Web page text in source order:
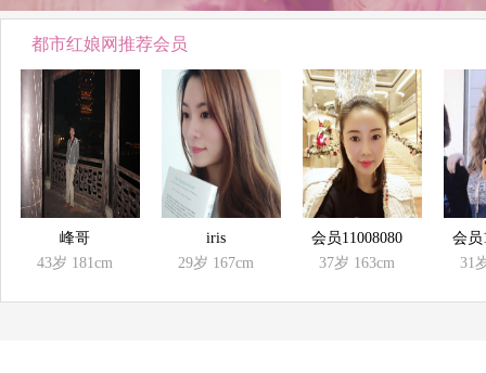
都市红娘网推荐会员
峰哥
43岁 181cm
iris
29岁 167cm
会员11008080
37岁 163cm
会员
31